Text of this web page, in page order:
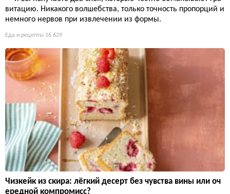
витацию. Никакого волшебства, только точность пропорций и
немного нервов при извлечении из формы.
Еда и рецепты 16 629
Чизкейк из скира: лёгкий десерт без чувства вины или оч
ередной компромисс?